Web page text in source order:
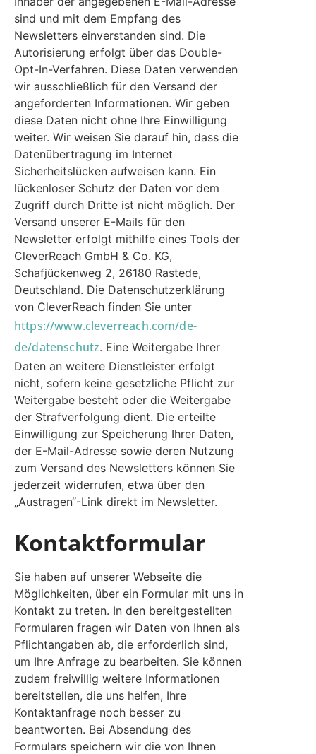
sind und mit dem Empfang des
Newsletters einverstanden sind. Die
Autorisierung erfolgt über das Double-
Opt-In-Verfahren. Diese Daten verwenden
wir ausschließlich für den Versand der
angeforderten Informationen. Wir geben
diese Daten nicht ohne Ihre Einwilligung
weiter. Wir weisen Sie darauf hin, dass die
Datenübertragung im Internet
Sicherheitslücken aufweisen kann. Ein
lückenloser Schutz der Daten vor dem
Zugriff durch Dritte ist nicht möglich. Der
Versand unserer E-Mails für den
Newsletter erfolgt mithilfe eines Tools der
CleverReach GmbH & Co. KG,
Schafjückenweg 2, 26180 Rastede,
Deutschland. Die Datenschutzerklärung
von CleverReach finden Sie unter
https://www.cleverreach.com/de-
de/datenschutz. Eine Weitergabe Ihrer
Daten an weitere Dienstleister erfolgt
nicht, sofern keine gesetzliche Pflicht zur
Weitergabe besteht oder die Weitergabe
der Strafverfolgung dient. Die erteilte
Einwilligung zur Speicherung Ihrer Daten,
der E-Mail-Adresse sowie deren Nutzung
zum Versand des Newsletters können Sie
jederzeit widerrufen, etwa über den
„Austragen“-Link direkt im Newsletter.
Kontaktformular
Sie haben auf unserer Webseite die
Möglichkeiten, über ein Formular mit uns in
Kontakt zu treten. In den bereitgestellten
Formularen fragen wir Daten von Ihnen als
Pflichtangaben ab, die erforderlich sind,
um Ihre Anfrage zu bearbeiten. Sie können
zudem freiwillig weitere Informationen
bereitstellen, die uns helfen, Ihre
Kontaktanfrage noch besser zu
beantworten. Bei Absendung des
Formulars speichern wir die von Ihnen